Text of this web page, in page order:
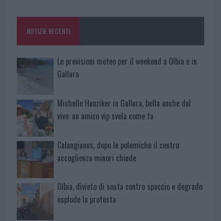
o
k
p
NOTIZIE RECENTI
Le previsioni meteo per il weekend a Olbia e in
Gallura
Michelle Hunziker in Gallura, bella anche dal
vivo: un amico vip svela come fa
Calangianus, dopo le polemiche il centro
accoglienza minori chiude
Olbia, divieto di sosta contro spaccio e degrado:
esplode la protesta